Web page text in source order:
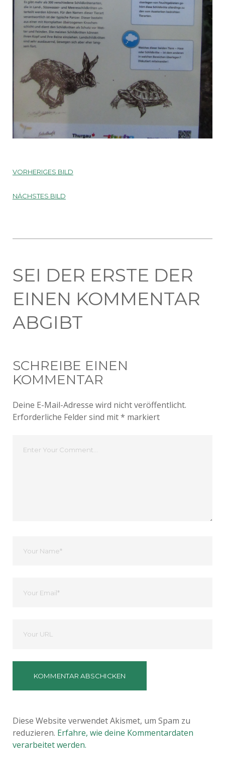
VORHERIGES BILD
NÄCHSTES BILD
SEI DER ERSTE DER
EINEN KOMMENTAR
ABGIBT
SCHREIBE EINEN
KOMMENTAR
Deine E-Mail-Adresse wird nicht veröffentlicht.
Erforderliche Felder sind mit* markiert
Kommentar
Name
Email
Website
Diese Website verwendet Akismet, um Spam zu
reduzieren. Erfahre, wie deine Kommentardaten
verarbeitet werden.